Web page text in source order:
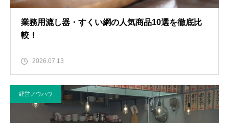
業務用漉し器・すくい網の人気商品10選を徹底比
較！
2026.07.13
経営ノウハウ